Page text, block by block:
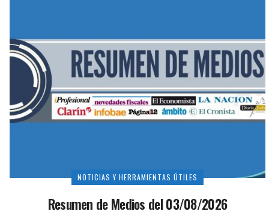
NOTICIAS Y HERRAMIENTAS ÚTILES
Resumen de Medios del 03/08/2026